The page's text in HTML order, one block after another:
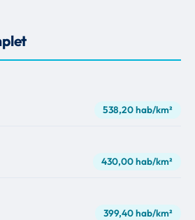
538,20 hab/km²
430,00 hab/km²
399,40 hab/km²